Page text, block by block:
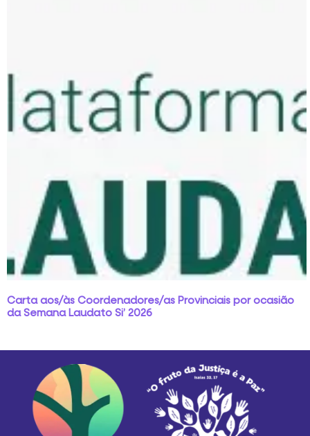
Carta aos/às Coordenadores/as Provinciais por ocasião
da Semana Laudato Si’ 2026